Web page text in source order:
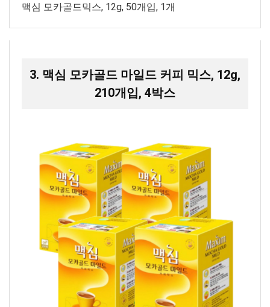
맥심 모카골드믹스, 12g, 50개입, 1개
3. 맥심 모카골드 마일드 커피 믹스, 12g,
210개입, 4박스